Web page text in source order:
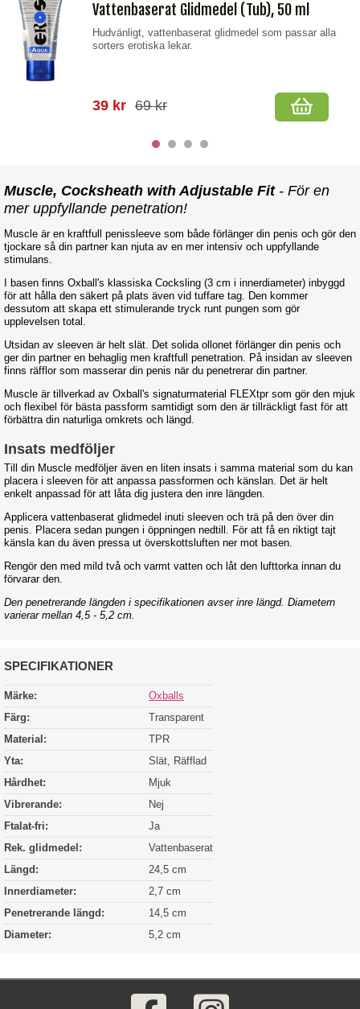
Vattenbaserat Glidmedel (Tub), 50 ml
Hudvänligt, vattenbaserat glidmedel som passar alla
sorters erotiska lekar.
39 kr 69 kr
Muscle, Cocksheath with Adjustable Fit - För en
mer uppfyllande penetration!
Muscle är en kraftfull penissleeve som både förlänger din penis och gör den
tjockare så din partner kan njuta av en mer intensiv och uppfyllande
stimulans.
I basen finns Oxball's klassiska Cocksling (3 cm i innerdiameter) inbyggd
för att hålla den säkert på plats även vid tuffare tag. Den kommer
dessutom att skapa ett stimulerande tryck runt pungen som gör
upplevelsen total.
Utsidan av sleeven är helt slät. Det solida ollonet förlänger din penis och
ger din partner en behaglig men kraftfull penetration. På insidan av sleeven
finns räfflor som masserar din penis när du penetrerar din partner.
Muscle är tillverkad av Oxball's signaturmaterial FLEXtpr som gör den mjuk
och flexibel för bästa passform samtidigt som den är tillräckligt fast för att
förbättra din naturliga omkrets och längd.
Insats medföljer
Till din Muscle medföljer även en liten insats i samma material som du kan
placera i sleeven för att anpassa passformen och känslan. Det är helt
enkelt anpassad för att låta dig justera den inre längden.
Applicera vattenbaserat glidmedel inuti sleeven och trä på den över din
penis. Placera sedan pungen i öppningen nedtill. För att få en riktigt tajt
känsla kan du även pressa ut överskottsluften ner mot basen.
Rengör den med mild två och varmt vatten och låt den lufttorka innan du
förvarar den.
Den penetrerande längden i specifikationen avser inre längd. Diametern
varierar mellan 4,5 - 5,2 cm.
SPECIFIKATIONER
Märke:
Oxballs
Färg:
Transparent
Material:
TPR
Yta:
Slät, Räfflad
Hårdhet:
Mjuk
Vibrerande:
Nej
Ftalat-fri:
Ja
Rek. glidmedel:
Vattenbaserat
Längd:
24,5 cm
Innerdiameter:
2,7 cm
Penetrerande längd:
14,5 cm
Diameter:
5,2 cm